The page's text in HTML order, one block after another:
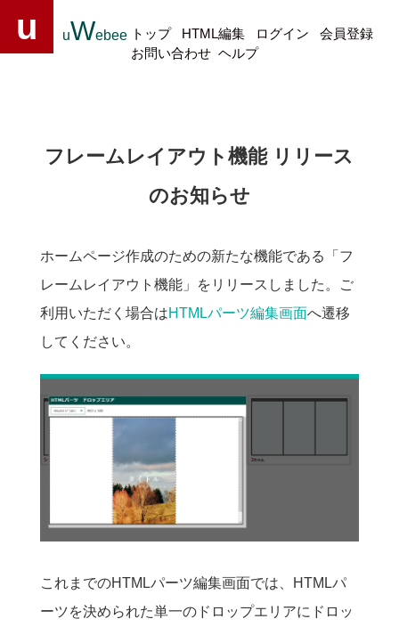
u uWebee トップ HTML編集 ログイン
会員登録
お問い合わせ ヘルプ
フレームレイアウト機能 リリース
のお知らせ
ホームページ作成のための新たな機能である「フ
レームレイアウト機能」をリリースしました。ご
利用いただく場合はHTMLパーツ編集画面へ遷移
してください。
これまでのHTMLパーツ編集画面では、HTMLパ
ーツを決められた単一のドロップエリアにドロッ